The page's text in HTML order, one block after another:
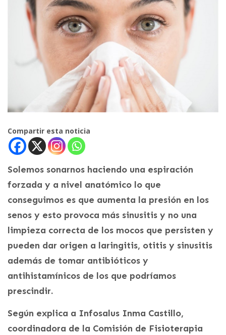
Compartir esta noticia
Solemos sonarnos haciendo una espiración
forzada y a nivel anatómico lo que
conseguimos es que aumenta la presión en los
senos y esto provoca más sinusitis y no una
limpieza correcta de los mocos que persisten y
pueden dar origen a laringitis, otitis y sinusitis
además de tomar antibióticos y
antihistamínicos de los que podríamos
prescindir.
Según explica a Infosalus Inma Castillo,
coordinadora de la Comisión de Fisioterapia